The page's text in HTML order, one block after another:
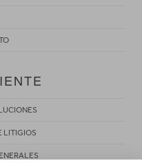
LITIGIOS